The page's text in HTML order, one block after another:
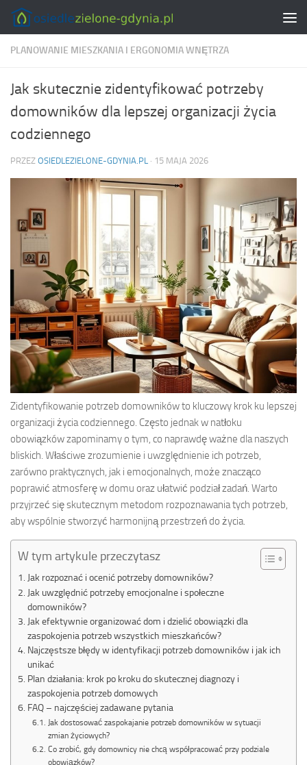
Skip to content
PLANOWANIE MIESZKANIA I ERGONOMIA WNĘTRZA
Jak skutecznie zidentyfikować potrzeby
domowników dla lepszej organizacji życia
codziennego
PRZEZ OSIEDLEZIELONE-GDYNIA.PL · 15 MAJA 2026
Zidentyfikowanie potrzeb domowników to kluczowy krok ku lepszej
organizacji życia codziennego. Często jednak w natłoku
obowiązków zapominamy o tym, co naprawdę ważne dla naszych
bliskich. Właściwe zrozumienie i uwzględnienie ich potrzeb,
zarówno praktycznych, jak i emocjonalnych, może znacząco
poprawić atmosferę w domu oraz ułatwić podział zadań. Warto
przyjrzeć się skutecznym metodom rozpoznawania tych potrzeb,
aby wspólnie stworzyć harmonijną przestrzeń do życia.
W tym artykule przeczytasz
Jak rozpoznać i ocenić potrzeby domowników?
Jak uwzględnić potrzeby emocjonalne i społeczne
domowników?
Jak efektywnie organizować dom i dzielić obowiązki dla
zaspokojenia potrzeb wszystkich mieszkańców?
Najczęstsze błędy w identyfikacji potrzeb domowników i jak ich
unikać
Plan działania: krok po kroku do skutecznej diagnozy i
zaspokojenia potrzeb domowych
FAQ – najczęściej zadawane pytania
Jak dostosować zaspokajanie potrzeb domowników w sytuacji
zmian życiowych?
Co zrobić, gdy domownicy nie chcą współpracować przy podziale
obowiązków?